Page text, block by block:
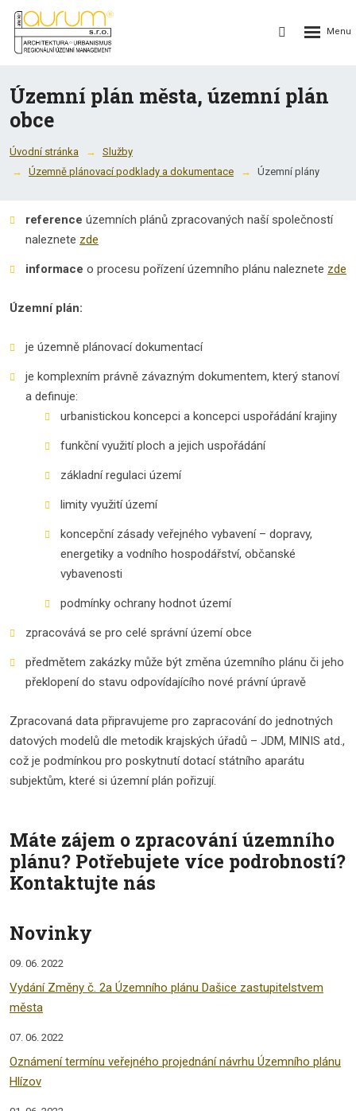
Vyhledávání
Rozbalení
Územní plán města, územní plán
obce
Úvodní stránka
Služby
Územně plánovací podklady a dokumentace
Územní plány
reference územních plánů zpracovaných naší společností
naleznete zde
informace o procesu pořízení územního plánu naleznete zde
Územní plán:
je územně plánovací dokumentací
je komplexním právně závazným dokumentem, který stanoví
a definuje:
urbanistickou koncepci a koncepci uspořádání krajiny
funkční využití ploch a jejich uspořádání
základní regulaci území
limity využití území
koncepční zásady veřejného vybavení – dopravy,
energetiky a vodního hospodářství, občanské
vybavenosti
podmínky ochrany hodnot území
zpracovává se pro celé správní území obce
předmětem zakázky může být změna územního plánu či jeho
překlopení do stavu odpovídajícího nové právní úpravě
Zpracovaná data připravujeme pro zapracování do jednotných
datových modelů dle metodik krajských úřadů – JDM, MINIS atd.,
což je podmínkou pro poskytnutí dotací státního aparátu
subjektům, které si územní plán pořizují.
Máte zájem o zpracování územního
plánu? Potřebujete více podrobností?
Kontaktujte nás
Novinky
09. 06. 2022
Vydání Změny č. 2a Územního plánu Dašice zastupitelstvem
města
07. 06. 2022
Oznámení termínu veřejného projednání návrhu Územního plánu
Hlízov